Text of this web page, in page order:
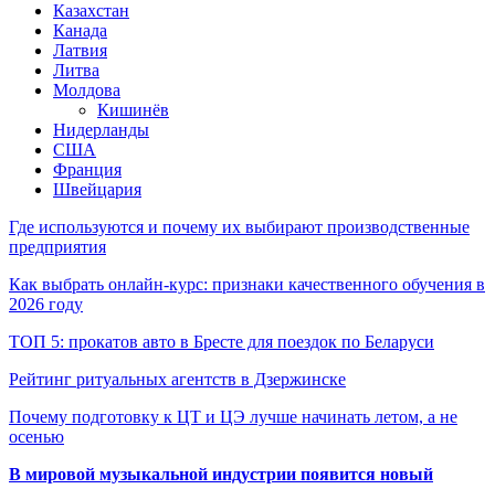
Казахстан
Канада
Латвия
Литва
Молдова
Кишинёв
Нидерланды
США
Франция
Швейцария
Где используются и почему их выбирают производственные
предприятия
Как выбрать онлайн-курс: признаки качественного обучения в
2026 году
ТОП 5: прокатов авто в Бресте для поездок по Беларуси
Рейтинг ритуальных агентств в Дзержинске
Почему подготовку к ЦТ и ЦЭ лучше начинать летом, а не
осенью
В мировой музыкальной индустрии появится новый